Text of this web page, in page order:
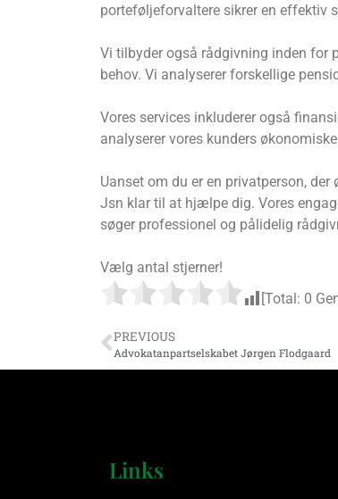
porteføljeforvaltere sikrer en effektiv
Vi tilbyder også rådgivning inden for
behov. Vi analyserer forskellige
Vores services inkluderer også
analyserer vores kunders
Uanset om du er en privatperson,
Jsn klar til at hjælpe dig. Vores
søger professionel og pålidelig
Vælg antal stjerner!
[Total: 0
PREVIOUS
Advokatanpartselskabet Jørgen Flodgaard
Links